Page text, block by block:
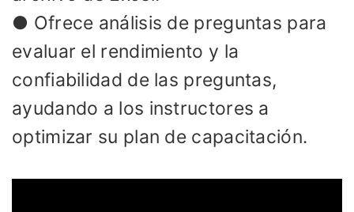
● Ofrece análisis de preguntas para
evaluar el rendimiento y la
confiabilidad de las preguntas,
ayudando a los instructores a
optimizar su plan de capacitación.